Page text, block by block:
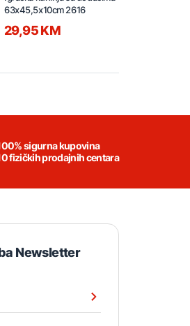
63x45,5x10cm 2616
29,95 KM
sigurna kupovina
fizičkih prodajnih centara
Newsletter